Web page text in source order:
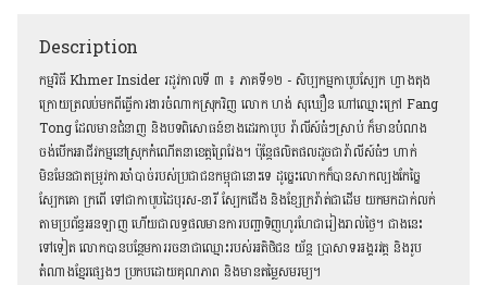
Description
កម្មវិធី Khmer Insider រដូវកាលទី ៣ ៖ ភាគទី១២ - សិប្បកម្មកាបូបស្បែក ហ្វាងតុង
ក្រោយត្រលប់មកពីធ្វើការងារចំណាកស្រុកវិញ លោក ហង់ សុឃឿន ហៅឈ្មោះក្រៅ Fang
Tong ដែលមានជំនាញ និងបទពិសោធន៍ខាងដេរកាបូប វ៉ាលីស៍ធំៗស្រាប់ ក៏មានបំណង
ចង់បើកអាជីវកម្មនៅស្រុកកំណើតនាខេត្តព្រៃវែង។ ប៉ុន្តែផលិតផលដូចជាវ៉ាលីស៍ធំៗ ហាក់
មិនមែនជាតម្រូវការចាំបាច់របស់ប្រជាជនកម្ពុជានោះទេ ដូច្នេះលោកក៏បានសាកល្បងកែច្នៃ
ស្បែកគោ ក្រពើ ទៅជាកាបូបដៃបុរស-នារី ស្បែកជើង និងខ្សែក្រវ៉ាត់ជាដើម យកមកដាក់លក់
តាមប្រព័ន្ធអនឡាញ ហើយជាលទ្ធផលមានការបញ្ជាទិញហូរហែជារៀងរាល់ថ្ងៃ។ ជាងនេះ
ទៅទៀត លោកបានបន្ថែមការរចនាជាឈ្មោះរបស់អតិថិជន យ័ន្ត ប្រាសាទអង្គរវត្ត និងរូប
តំណាងខ្មែរផ្សេងៗ ប្រកបដោយគុណភាព និងមានតម្លៃសមរម្យ។